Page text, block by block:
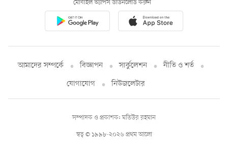
মোবাইল অ্যাপস ডাউনলোড করুন
আমাদের সম্পর্কে বিজ্ঞাপন সার্কুলেশন
নীতি ও শর্ত
যোগাযোগ
নিউজলেটার
স্বত্ব © ১৯৯৮-২০২৬ প্রথম আলো
সম্পাদক ও প্রকাশক: মতিউর রহমান